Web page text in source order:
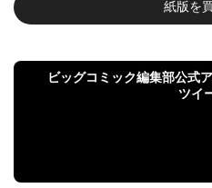
紙版を
ビッグコミック編集部公式
ツイ